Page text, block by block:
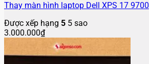
Thay màn hình laptop Dell XPS 17 9700
Được xếp hạng 5 5 sao
3.000.000₫